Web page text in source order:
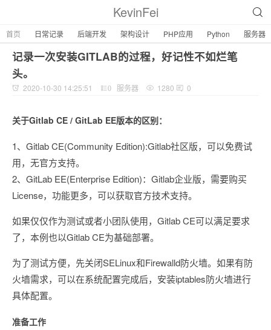
KevinFei
首页 日常记录 后端开发 架构设计 PHP应用 Python 服务器
记录一次安装GITLAB的过程，好记性不如烂笔
头。
2020-10-30 14:25:51 0 服务器 1280 0
关于Gitlab CE / GitLab EE版本的区别：
1、Gitlab CE(Community Edition):Gitlab社区版，可以免费试
用，无官方支持。
2、GitLab EE(Enterprise Edition)：Gitlab企业版，需要购买
License，功能更多，可以获取官方技术支持。
如果仅仅作为测试或者小团队使用，Gitlab CE可以满足要求
了，本例也以Gitlab CE为基础部署。
为了测试方便，先关闭SELinux和Firewalld防火墙。如果有防
火墙需求，可以在系统配置完成后，安装iptables防火墙进行
具体配置。
准备工作